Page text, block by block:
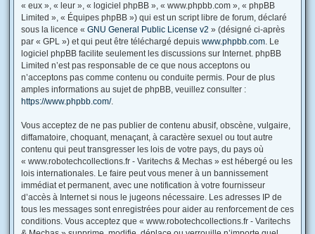
« eux », « leur », « logiciel phpBB », « www.phpbb.com », « phpBB
Limited », « Équipes phpBB ») qui est un script libre de forum, déclaré
sous la licence « GNU General Public License v2 » (désigné ci-après
par « GPL ») et qui peut être téléchargé depuis www.phpbb.com. Le
logiciel phpBB facilite seulement les discussions sur Internet. phpBB
Limited n’est pas responsable de ce que nous acceptons ou
n’acceptons pas comme contenu ou conduite permis. Pour de plus
amples informations au sujet de phpBB, veuillez consulter :
https://www.phpbb.com/.
Vous acceptez de ne pas publier de contenu abusif, obscène, vulgaire,
diffamatoire, choquant, menaçant, à caractère sexuel ou tout autre
contenu qui peut transgresser les lois de votre pays, du pays où
« www.robotechcollections.fr - Varitechs & Mechas » est hébergé ou les
lois internationales. Le faire peut vous mener à un bannissement
immédiat et permanent, avec une notification à votre fournisseur
d’accès à Internet si nous le jugeons nécessaire. Les adresses IP de
tous les messages sont enregistrées pour aider au renforcement de ces
conditions. Vous acceptez que « www.robotechcollections.fr - Varitechs